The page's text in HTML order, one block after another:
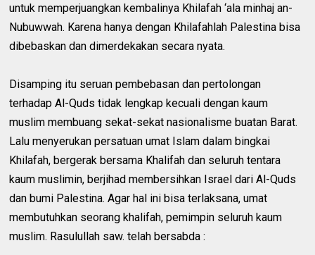
untuk memperjuangkan kembalinya Khilafah ‘ala minhaj an-
Nubuwwah. Karena hanya dengan Khilafahlah Palestina bisa
dibebaskan dan dimerdekakan secara nyata.
Disamping itu seruan pembebasan dan pertolongan
terhadap Al-Quds tidak lengkap kecuali dengan kaum
muslim membuang sekat-sekat nasionalisme buatan Barat.
Lalu menyerukan persatuan umat Islam dalam bingkai
Khilafah, bergerak bersama Khalifah dan seluruh tentara
kaum muslimin, berjihad membersihkan Israel dari Al-Quds
dan bumi Palestina. Agar hal ini bisa terlaksana, umat
membutuhkan seorang khalifah, pemimpin seluruh kaum
muslim. Rasulullah saw. telah bersabda :